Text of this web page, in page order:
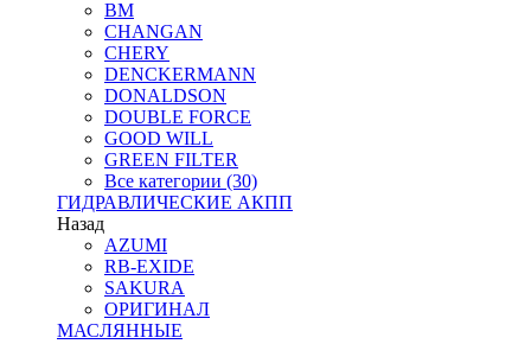
BM
CHANGAN
CHERY
DENCKERMANN
DONALDSON
DOUBLE FORCE
GOOD WILL
GREEN FILTER
Все категории (30)
ГИДРАВЛИЧЕСКИЕ АКПП
Назад
AZUMI
RB-EXIDE
SAKURA
ОРИГИНАЛ
МАСЛЯННЫЕ